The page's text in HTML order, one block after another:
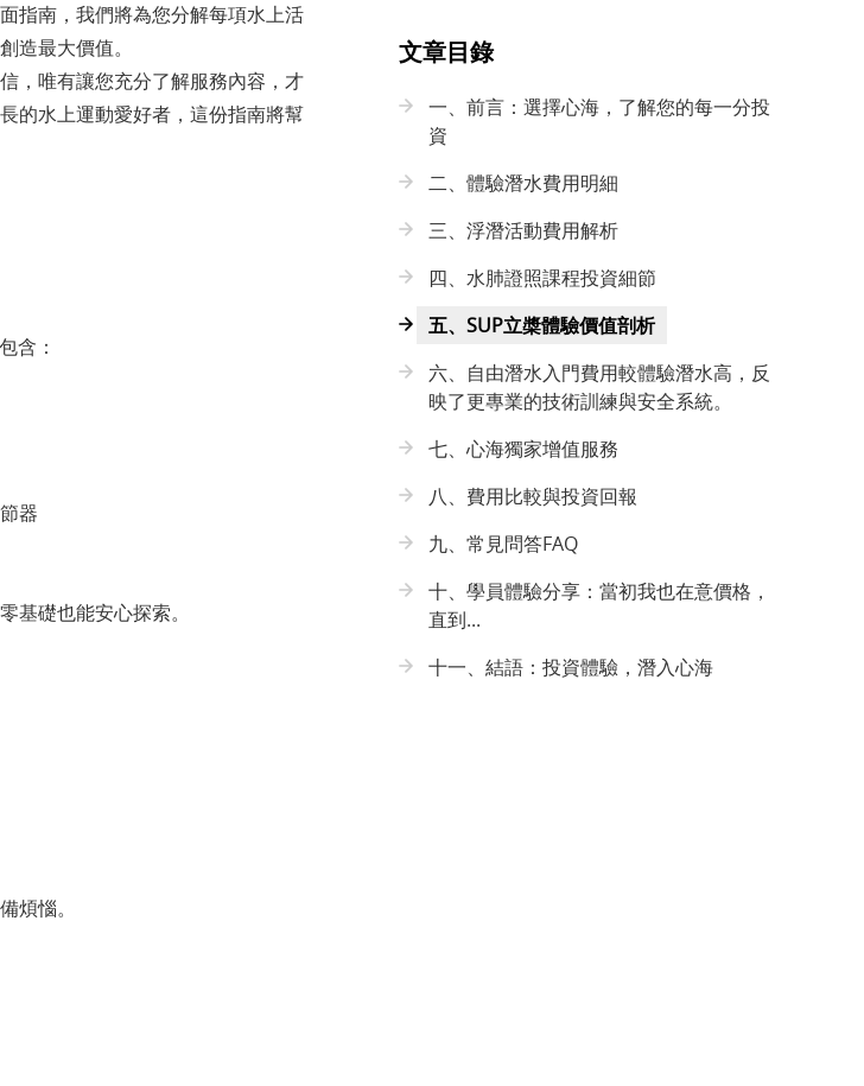
指南，我們將為您分解每項水上活
造最大價值。
，唯有讓您充分了解服務內容，才
的水上運動愛好者，這份指南將幫
含：
器
基礎也能安心探索。
煩惱。
文章目錄
一、前言：選擇心海，了解您的每一分投
資
二、體驗潛水費用明細
三、浮潛活動費用解析
四、水肺證照課程投資細節
五、SUP立槳體驗價值剖析
六、自由潛水入門費用較體驗潛水高，反
映了更專業的技術訓練與安全系統。
七、心海獨家增值服務
八、費用比較與投資回報
九、常見問答FAQ
十、學員體驗分享：當初我也在意價格，
直到...
十一、結語：投資體驗，潛入心海